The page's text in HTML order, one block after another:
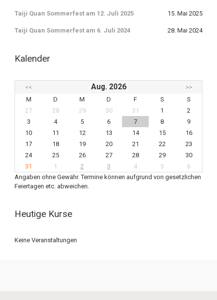
Taiji Quan Sommerfest am 12. Juli 2025 15. Mai 2025
Taiji Quan Sommerfest am 6. Juli 2024 28. Mai 2024
Kalender
<< Aug. 2026
>>
M
D M D F S
S
27
28 29 30 31 1
2
3
4 5 6 7 8
9
10
11 12 13 14 15
16
17
18 19 20 21 22
23
24
25 26 27 28 29
30
31
1 2 3 4 5
6
Angaben ohne Gewähr. Termine können aufgrund von gesetzlichen
Feiertagen etc. abweichen.
Heutige Kurse
Keine Veranstaltungen